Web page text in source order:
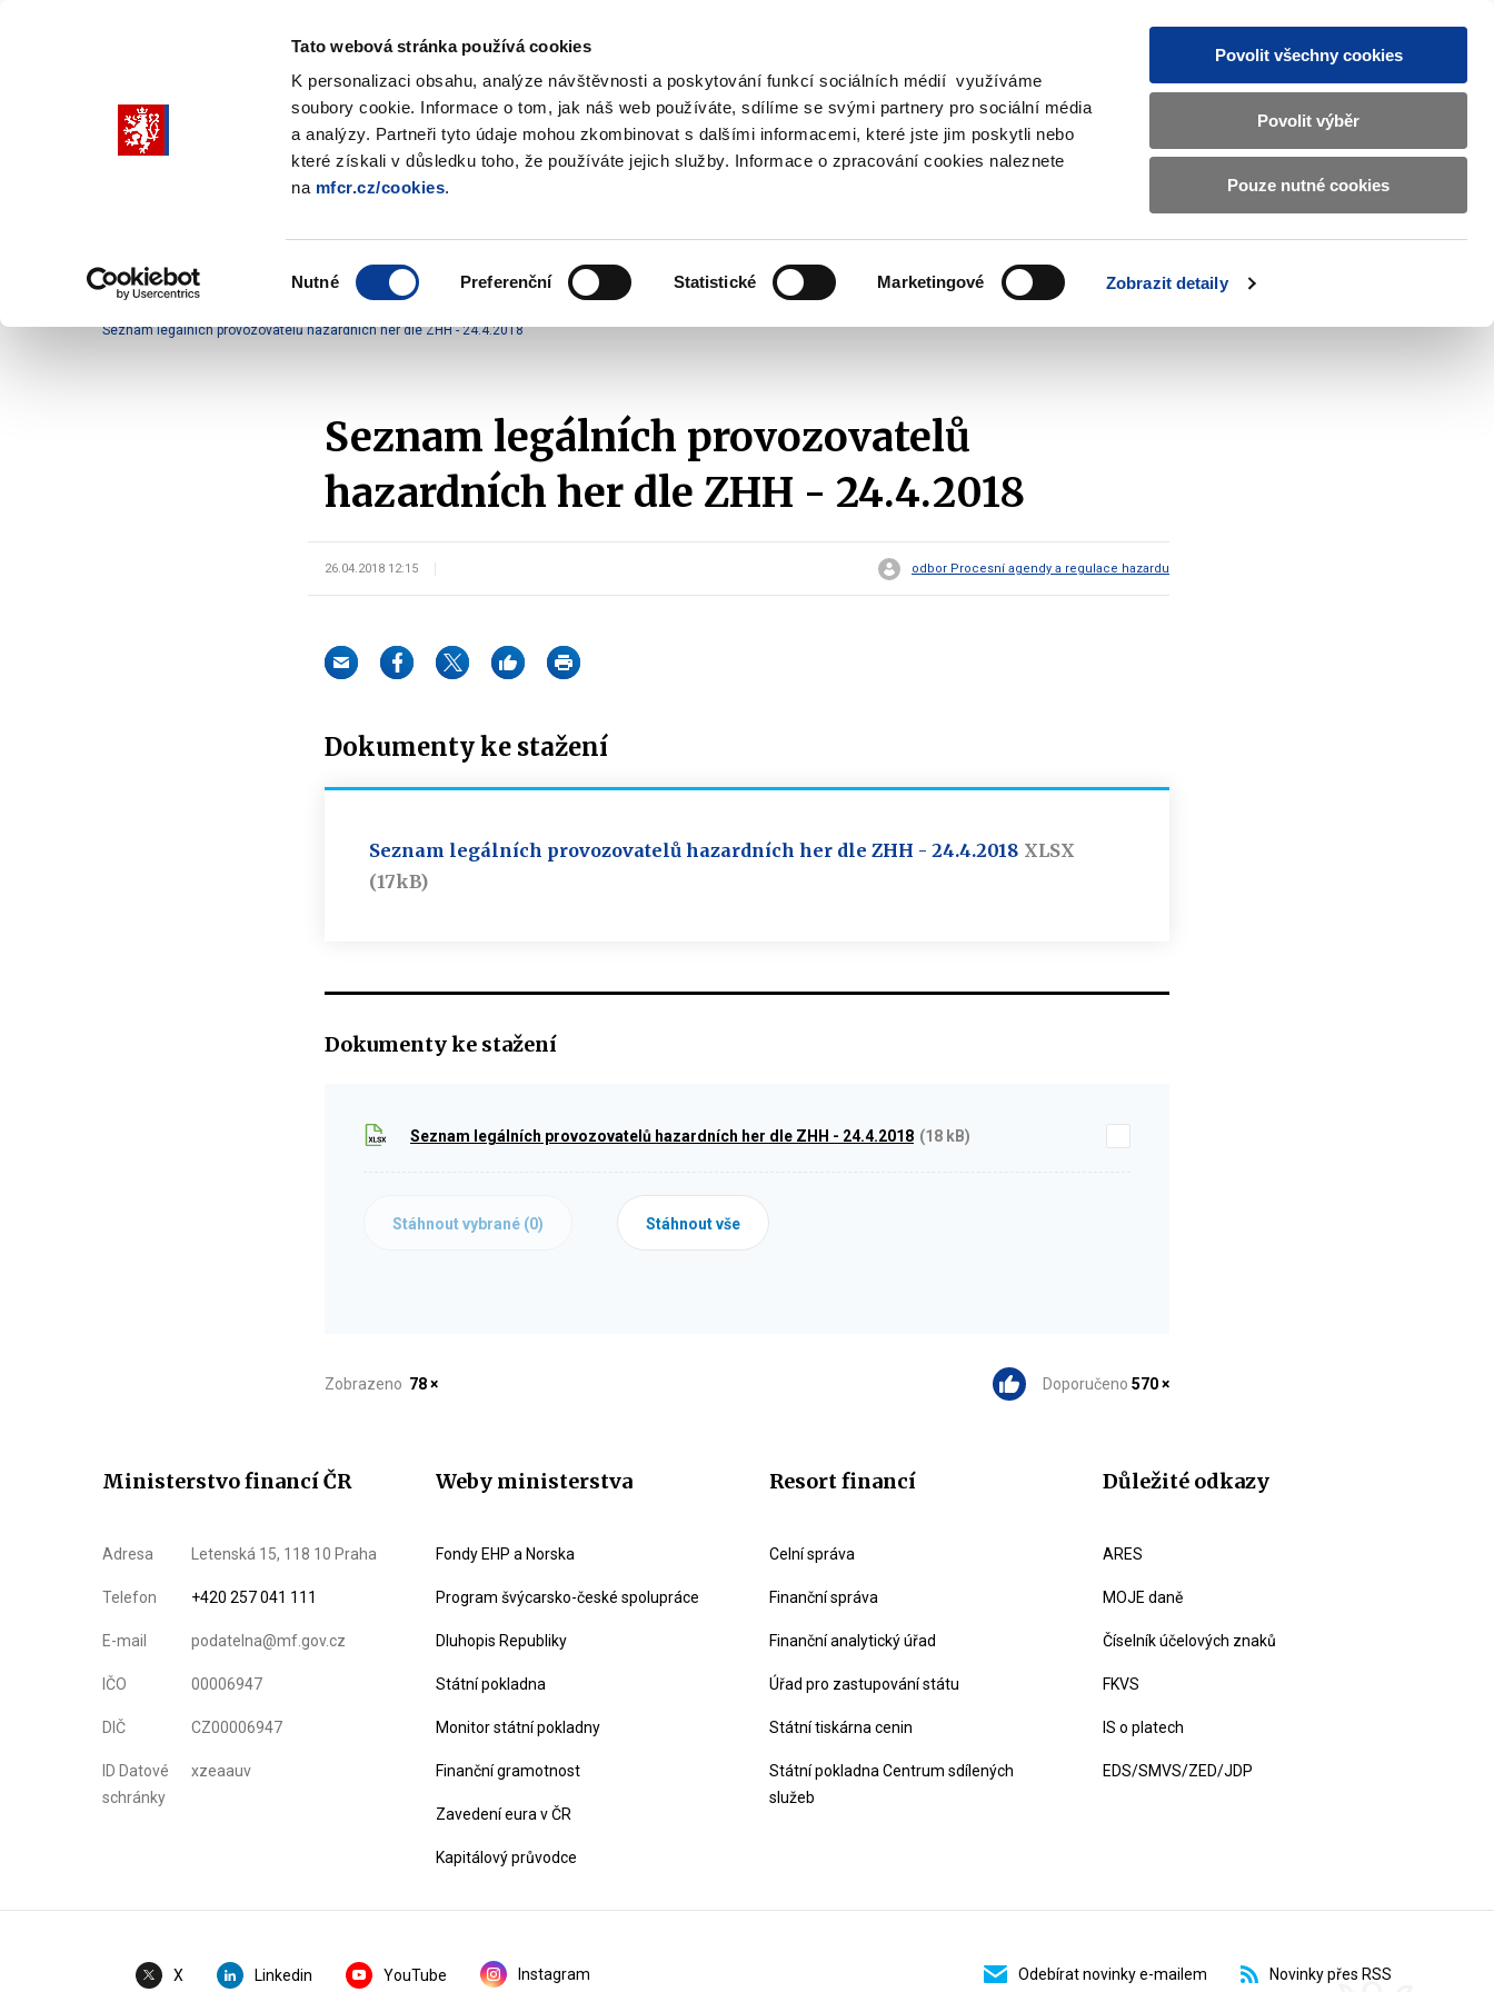
Tato webová stránka používá cookies
K personalizaci obsahu, analýze návštěvnosti a poskytování funkcí sociálních médií využíváme
soubory cookie. Informace o tom, jak náš web používáte, sdílíme se svými partnery pro sociální média
a analýzy. Partneři tyto údaje mohou zkombinovat s dalšími informacemi, které jste jim poskytli nebo
které získali v důsledku toho, že používáte jejich služby. Informace o zpracování cookies naleznete
na mfcr.cz/cookies.
Nutné Preferenční Statistické Marketingové Zobrazit detaily
Povolit všechny cookies
Povolit výběr
Pouze nutné cookies
Vyhledat
CZ EN
Základní
informace
o
Ministerstvu
financí
submenu
submenu
politika
submenu
submenu
účetnictví
submenu
EU
submenu
Hazardní hry Přehledy a statistiky Přehledy legálních provozovatelů (Whitelist)
Seznam legálních provozovatelů hazardních her dle ZHH - 24.4.2018
Seznam legálních provozovatelů
hazardních her dle ZHH - 24.4.2018
26.04.2018 12:15 odbor Procesní agendy a regulace hazardu
Dokumenty ke stažení
Seznam legálních provozovatelů hazardních her dle ZHH - 24.4.2018 XLSX
(17kB)
Dokumenty ke stažení
Seznam legálních provozovatelů hazardních her dle ZHH - 24.4.2018 (18 kB)
Stáhnout vybrané (0) Stáhnout vše
Zobrazeno 78 × Doporučeno 570 ×
Ministerstvo financí ČR
Adresa Letenská 15, 118 10 Praha
Telefon +420 257 041 111
E-mail podatelna@mf.gov.cz
IČO 00006947
DIČ CZ00006947
ID Datové
schránky
xzeaauv
Weby ministerstva
Fondy EHP a Norska
Program švýcarsko-české spolupráce
Dluhopis Republiky
Státní pokladna
Monitor státní pokladny
Finanční gramotnost
Zavedení eura v ČR
Kapitálový průvodce
Resort financí
Celní správa
Finanční správa
Finanční analytický úřad
Úřad pro zastupování státu
Státní tiskárna cenin
Státní pokladna Centrum sdílených
služeb
Důležité odkazy
ARES
MOJE daně
Číselník účelových znaků
FKVS
IS o platech
EDS/SMVS/ZED/JDP
X Linkedin YouTube Instagram Odebírat novinky e-mailem Novinky přes RSS